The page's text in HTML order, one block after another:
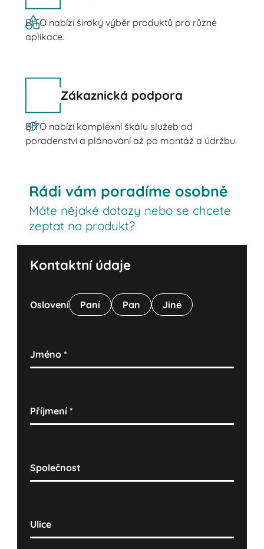
BITO nabízí široký výběr produktů pro různé
aplikace.
Zákaznická podpora
BITO nabízí komplexní škálu služeb od
poradenství a plánování až po montáž a údržbu.
Rádi vám poradíme osobně
Máte nějaké dotazy nebo se chcete
zeptat na produkt?
Kontaktní údaje
Oslovení Paní Pan Jiné
Jméno*
Příjmení*
Společnost
Ulice